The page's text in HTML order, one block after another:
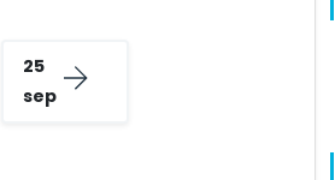
25
sep